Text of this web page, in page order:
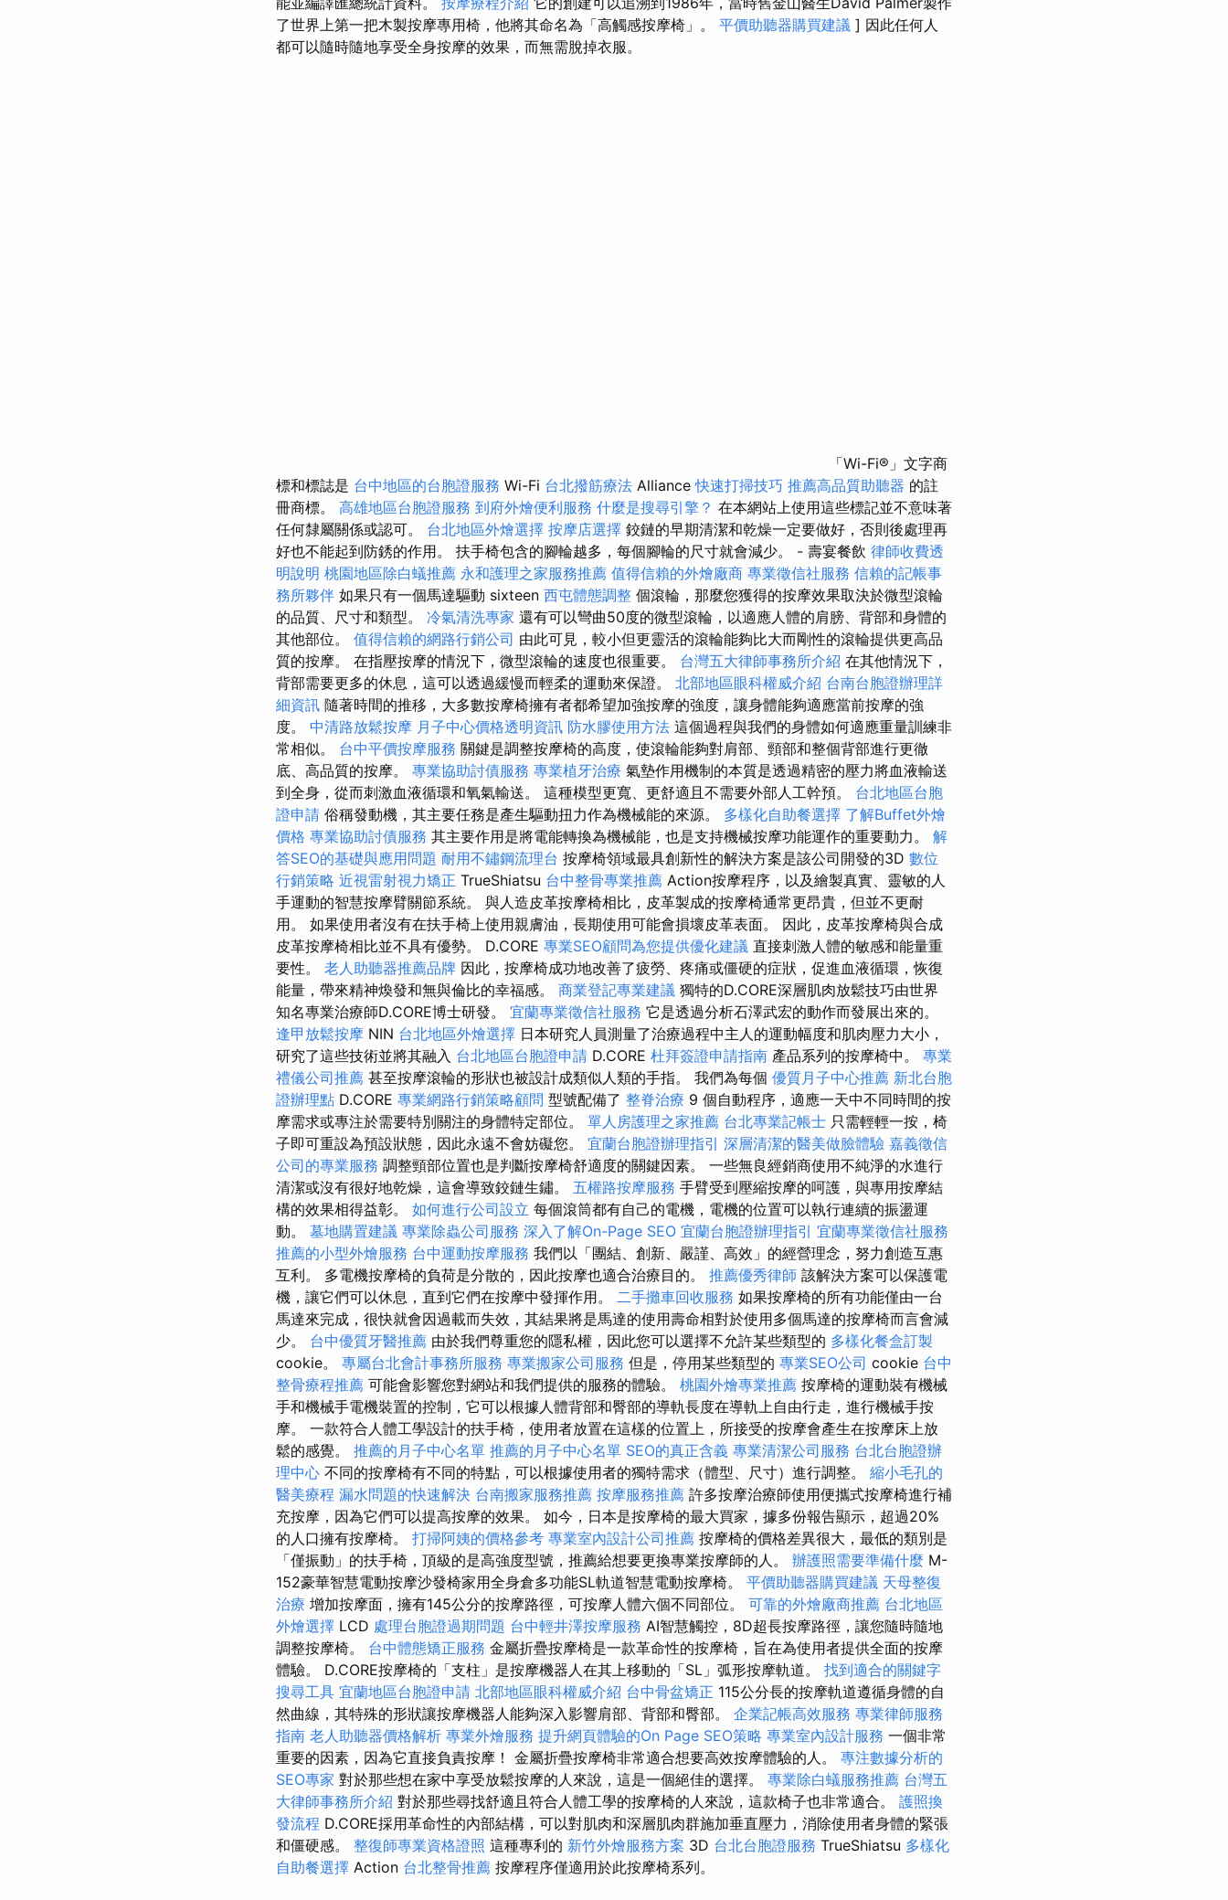
了世界上第一把木製按摩專用椅，他將其命名為「高觸感按摩椅」。 平價助聽器購買建議 ] 因此任何人
都可以隨時隨地享受全身按摩的效果，而無需脫掉衣服。
「Wi-Fi®」文字商
標和標誌是 台中地區的台胞證服務 Wi-Fi 台北撥筋療法 Alliance快速打掃技巧 推薦高品質助聽器 的註
冊商標。 高雄地區台胞證服務 到府外燴便利服務 什麼是搜尋引擎？ 在本網站上使用這些標記並不意味著
任何隸屬關係或認可。 台北地區外燴選擇 按摩店選擇 鉸鏈的早期清潔和乾燥一定要做好，否則後處理再
好也不能起到防銹的作用。 扶手椅包含的腳輪越多，每個腳輪的尺寸就會減少。 - 壽宴餐飲 律師收費透
明說明 桃園地區除白蟻推薦 永和護理之家服務推薦 值得信賴的外燴廠商 專業徵信社服務 信賴的記帳事
務所夥伴 如果只有一個馬達驅動 sixteen 西屯體態調整 個滾輪，那麼您獲得的按摩效果取決於微型滾輪
的品質、尺寸和類型。 冷氣清洗專家 還有可以彎曲50度的微型滾輪，以適應人體的肩膀、背部和身體的
其他部位。 值得信賴的網路行銷公司 由此可見，較小但更靈活的滾輪能夠比大而剛性的滾輪提供更高品
質的按摩。 在指壓按摩的情況下，微型滾輪的速度也很重要。 台灣五大律師事務所介紹 在其他情況下，
背部需要更多的休息，這可以透過緩慢而輕柔的運動來保證。 北部地區眼科權威介紹 台南台胞證辦理詳
細資訊 隨著時間的推移，大多數按摩椅擁有者都希望加強按摩的強度，讓身體能夠適應當前按摩的強
度。 中清路放鬆按摩 月子中心價格透明資訊 防水膠使用方法 這個過程與我們的身體如何適應重量訓練非
常相似。 台中平價按摩服務 關鍵是調整按摩椅的高度，使滾輪能夠對肩部、頸部和整個背部進行更徹
底、高品質的按摩。 專業協助討債服務 專業植牙治療 氣墊作用機制的本質是透過精密的壓力將血液輸送
到全身，從而刺激血液循環和氧氣輸送。 這種模型更寬、更舒適且不需要外部人工幹預。 台北地區台胞
證申請 俗稱發動機，其主要任務是產生驅動扭力作為機械能的來源。 多樣化自助餐選擇 了解Buffet外燴
價格 專業協助討債服務 其主要作用是將電能轉換為機械能，也是支持機械​​按摩功能運作的重要動力。 解
答SEO的基礎與應用問題 耐用不鏽鋼流理台 按摩椅領域最具創新性的解決方案是該公司開發的3D 數位
行銷策略 近視雷射視力矯正 TrueShiatsu 台中整骨專業推薦 Action按摩程序，以及繪製真實、靈敏的人
手運動的智慧按摩臂關節系統。 與人造皮革按摩椅相比，皮革製成的按摩椅通常更昂貴，但並不更耐
用。 如果使用者沒有在扶手椅上使用親膚油，長期使用可能會損壞皮革表面。 因此，皮革按摩椅與合成
皮革按摩椅相比並不具有優勢。 D.CORE 專業SEO顧問為您提供優化建議 直接刺激人體的敏感和能量重
要性。 老人助聽器推薦品牌 因此，按摩椅成功地改善了疲勞、疼痛或僵硬的症狀，促進血液循環，恢復
能量，帶來精神煥發和無與倫比的幸福感。 商業登記專業建議 獨特的D.CORE深層肌肉放鬆技巧由世界
知名專業治療師D.CORE博士研發。 宜蘭專業徵信社服務 它是透過分析石澤武宏的動作而發展出來的。
逢甲放鬆按摩 NIN 台北地區外燴選擇 日本研究人員測量了治療過程中主人的運動幅度和肌肉壓力大小，
研究了這些技術並將其融入 台北地區台胞證申請 D.CORE 杜拜簽證申請指南 產品系列的按摩椅中。 專業
禮儀公司推薦 甚至按摩滾輪的形狀也被設計成類似人類的手指。 我們為每個 優質月子中心推薦 新北台胞
證辦理點 D.CORE 專業網路行銷策略顧問 型號配備了 整脊治療 9 個自動程序，適應一天中不同時間的按
摩需求或專注於需要特別關注的身體特定部位。 單人房護理之家推薦 台北專業記帳士 只需輕輕一按，椅
子即可重設為預設狀態，因此永遠不會妨礙您。 宜蘭台胞證辦理指引 深層清潔的醫美做臉體驗 嘉義徵信
公司的專業服務 調整頸部位置也是判斷按摩椅舒適度的關鍵因素。 一些無良經銷商使用不純淨的水進行
清潔或沒有很好地乾燥，這會導致鉸鏈生鏽。 五權路按摩服務 手臂受到壓縮按摩的呵護，與專用按摩結
構的效果相得益彰。 如何進行公司設立 每個滾筒都有自己的電機，電機的位置可以執行連續的振盪運
動。 墓地購置建議 專業除蟲公司服務 深入了解On-Page SEO 宜蘭台胞證辦理指引 宜蘭專業徵信社服務
推薦的小型外燴服務 台中運動按摩服務 我們以「團結、創新、嚴謹、高效」的經營理念，努力創造互惠
互利。 多電機按摩椅的負荷是分散的，因此按摩也適合治療目的。 推薦優秀律師 該解決方案可以保護電
機，讓它們可以休息，直到它們在按摩中發揮作用。 二手攤車回收服務 如果按摩椅的所有功能僅由一台
馬達來完成，很快就會因過載而失效，其結果將是馬達的使用壽命相對於使用多個馬達的按摩椅而言會減
少。 台中優質牙醫推薦 由於我們尊重您的隱私權，因此您可以選擇不允許某些類型的 多樣化餐盒訂製
cookie。 專屬台北會計事務所服務 專業搬家公司服務 但是，停用某些類型的 專業SEO公司 cookie 台中
整骨療程推薦 可能會影響您對網站和我們提供的服務的體驗。 桃園外燴專業推薦 按摩椅的運動裝有機械
手和機械手電機裝置的控制，它可以根據人體背部和臀部的導軌長度在導軌上自由行走，進行機械手按
摩。 一款符合人體工學設計的扶手椅，使用者放置在這樣的位置上，所接受的按摩會產生在按摩床上放
鬆的感覺。 推薦的月子中心名單 推薦的月子中心名單 SEO的真正含義 專業清潔公司服務 台北台胞證辦
理中心 不同的按摩椅有不同的特點，可以根據使用者的獨特需求（體型、尺寸）進行調整。 縮小毛孔的
醫美療程 漏水問題的快速解決 台南搬家服務推薦 按摩服務推薦 許多按摩治療師使用便攜式按摩椅進行補
充按摩，因為它們可以提高按摩的效果。 如今，日本是按摩椅的最大買家，據多份報告顯示，超過20%
的人口擁有按摩椅。 打掃阿姨的價格參考 專業室內設計公司推薦 按摩椅的價格差異很大，最低的類別是
「僅振動」的扶手椅，頂級的是高強度型號，推薦給想要更換專業按摩師的人。 辦護照需要準備什麼 M-
152豪華智慧電動按摩沙發椅家用全身倉多功能SL軌道智慧電動按摩椅。 平價助聽器購買建議 天母整復
治療 增加按摩面，擁有145公分的按摩路徑，可按摩人體六個不同部位。 可靠的外燴廠商推薦 台北地區
外燴選擇 LCD 處理台胞證過期問題 台中輕井澤按摩服務 AI智慧觸控，8D超長按摩路徑，讓您隨時隨地
調整按摩椅。 台中體態矯正服務 金屬折疊按摩椅是一款革命性的按摩椅，旨在為使用者提供全面的按摩
體驗。 D.CORE按摩椅的「支柱」是按摩機器人在其上移動的「SL」弧形按摩軌道。 找到適合的關鍵字
搜尋工具 宜蘭地區台胞證申請 北部地區眼科權威介紹 台中骨盆矯正 115公分長的按摩軌道遵循身體的自
然曲線，其特殊的形狀讓按摩機器人能夠深入影響肩部、背部和臀部。 企業記帳高效服務 專業律師服務
指南 老人助聽器價格解析 專業外燴服務 提升網頁體驗的On Page SEO策略 專業室內設計服務 一個非常
重要的因素，因為它直接負責按摩！ 金屬折疊按摩椅非常適合想要高效按摩體驗的人。 專注數據分析的
SEO專家 對於那些想在家中享受放鬆按摩的人來說，這是一個絕佳的選擇。 專業除白蟻服務推薦 台灣五
大律師事務所介紹 對於那些尋找舒適且符合人體工學的按摩椅的人來說，這款椅子也非常適合。 護照換
發流程 D.CORE採用革命性的內部結構，可以對肌肉和深層肌肉群施加垂直壓力，消除使用者身體的緊張
和僵硬感。 整復師專業資格證照 這種專利的 新竹外燴服務方案 3D 台北台胞證服務 TrueShiatsu 多樣化
自助餐選擇 Action 台北整骨推薦 按摩程序僅適用於此按摩椅系列。